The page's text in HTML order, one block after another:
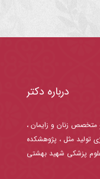
درباره دکتر
زنان و زایمان ،
تولید مثل ، پژوهشکده
علوم پزشکی شهید بهشتی